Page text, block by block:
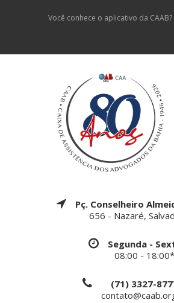
Você conhece o aplicativo da CAAB?
Pç. Conselheiro
656 - Nazaré,
Segunda -
08:00 - 18:00*
(71) 3327-